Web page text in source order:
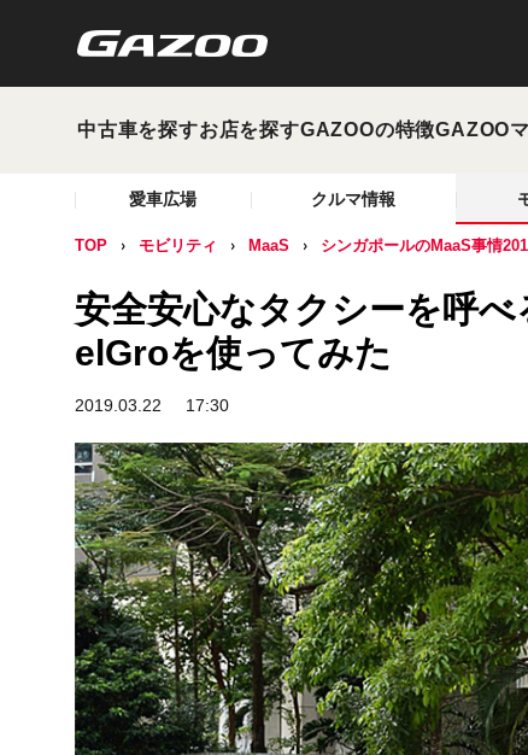
中古車を探すお店を探すGAZOOの特徴GAZOO
愛車広場 クルマ情報
TOP モビリティ MaaS シンガポールのMaaS事情
安全安心なタクシーを呼
elGroを使ってみた
2019.03.22 17:30